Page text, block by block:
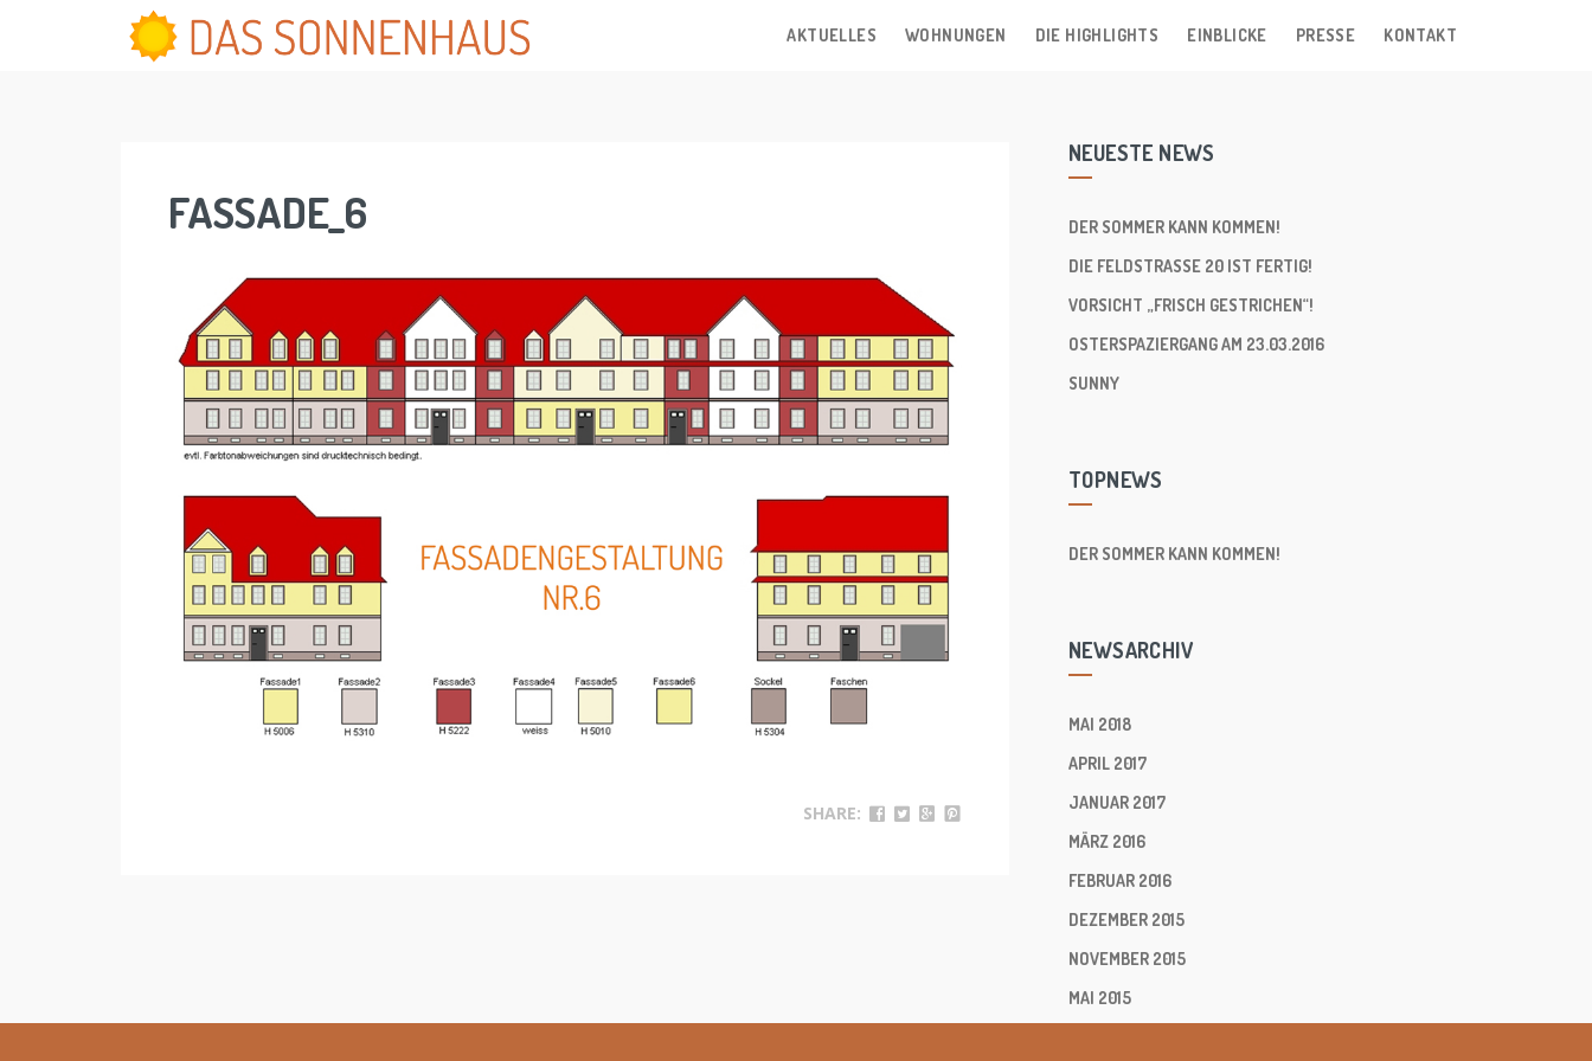
AKTUELLES WOHNUNGEN DIE HIGHLIGHTS EINBLICKE PRESSE KONTAKT
FASSADE_6
SHARE:
NEUESTE NEWS
DER SOMMER KANN KOMMEN!
DIE FELDSTRASSE 20 IST FERTIG!
VORSICHT „FRISCH GESTRICHEN“!
OSTERSPAZIERGANG AM 23.03.2016
SUNNY
TOPNEWS
DER SOMMER KANN KOMMEN!
NEWSARCHIV
MAI 2018
APRIL 2017
JANUAR 2017
MÄRZ 2016
FEBRUAR 2016
DEZEMBER 2015
NOVEMBER 2015
MAI 2015